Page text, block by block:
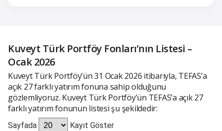
Kuveyt Türk Portföy Fonları’nın Listesi –
Ocak 2026
Kuveyt Türk Portföy’ün 31 Ocak 2026 itibarıyla, TEFAS’a
açık 27 farklı yatırım fonuna sahip olduğunu
gözlemliyoruz. Kuveyt Türk Portföy’ün TEFAS’a açık 27
farklı yatırım fonunun listesi şu şekildedir:
Sayfada Kayıt Göster